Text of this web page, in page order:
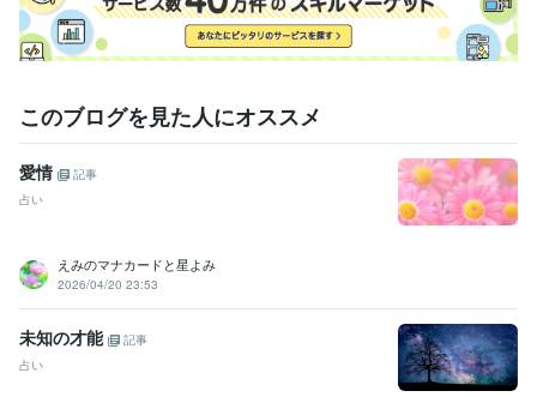
このブログを見た人にオススメ
愛情
記事
占い
えみのマナカードと星よみ
2026/04/20 23:53
未知の才能
記事
占い